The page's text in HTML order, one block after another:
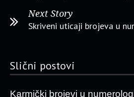
Next Story
Skriveni uticaji brojeva u
Slični postovi
Karmički brojevi u